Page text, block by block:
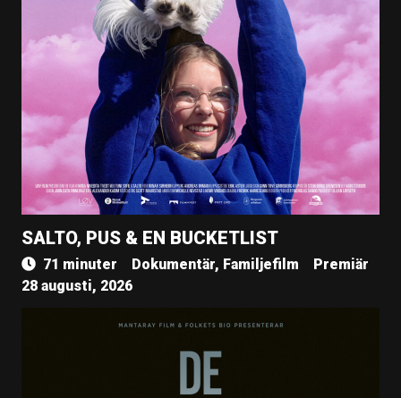
SALTO, PUS & EN BUCKETLIST
71 minuter Dokumentär, Familjefilm
Premiär
28 augusti, 2026